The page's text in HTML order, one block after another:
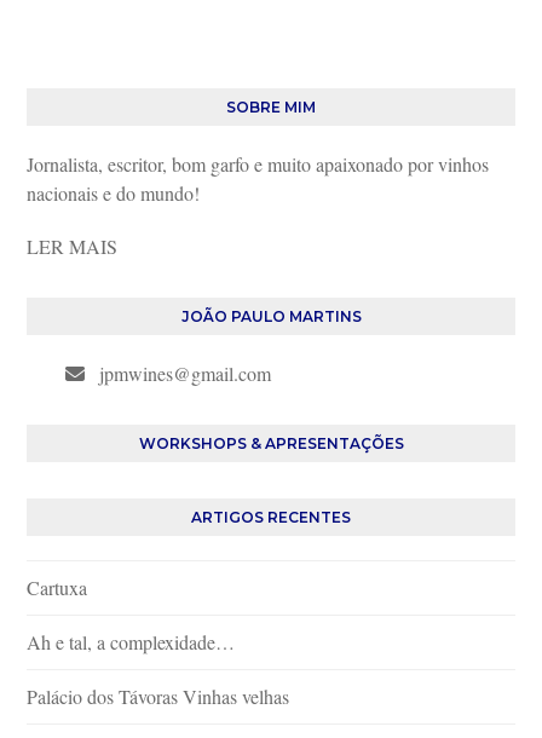
SOBRE MIM
Jornalista, escritor, bom garfo e muito apaixonado por vinhos
nacionais e do mundo!
LER MAIS
JOÃO PAULO MARTINS
jpmwines@gmail.com
WORKSHOPS & APRESENTAÇÕES
ARTIGOS RECENTES
Cartuxa
Ah e tal, a complexidade…
Palácio dos Távoras Vinhas velhas